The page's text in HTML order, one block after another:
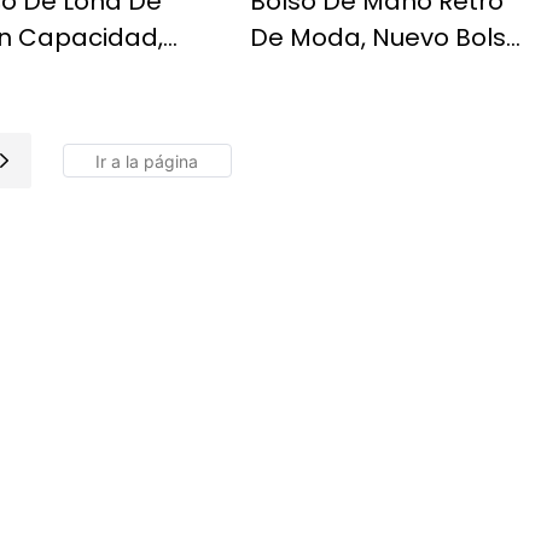
Capacidad,
Bolso De
Versátil Y
De Moda, Nuevo Bolso